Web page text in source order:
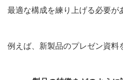
最適な構成を練り上げる必要が
例えば、新製品のプレゼン資料